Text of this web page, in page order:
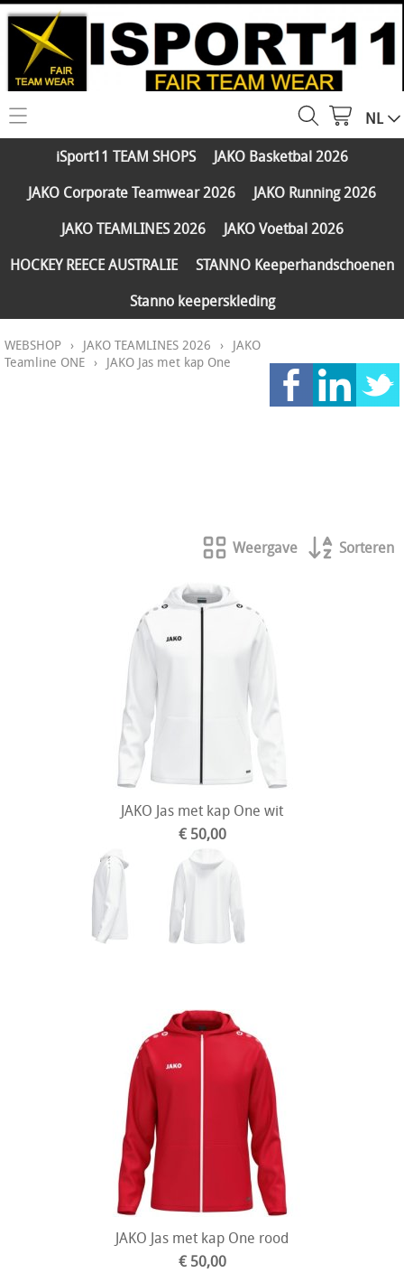
HOME
WEBSHOP
JAKO Running 2026
JAKO TEAMLINES 2026
PARTNERS
Klantengroepen
CONTACT
NL
iSport11 TEAM SHOPS
JAKO Basketbal 2026
JAKO Corporate Teamwear 2026
JAKO Running 2026
JAKO TEAMLINES 2026
JAKO Voetbal 2026
HOCKEY REECE AUSTRALIE
STANNO Keeperhandschoenen
Stanno keeperskleding
WEBSHOP › JAKO TEAMLINES 2026 › JAKO
Teamline ONE › JAKO Jas met kap One
Weergave Sorteren
JAKO Jas met kap One wit
€ 50,00
JAKO Jas met kap One rood
€ 50,00